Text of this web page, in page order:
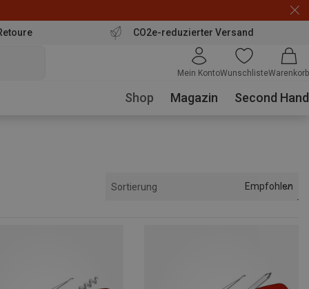
CO2e-reduzierter Versand
Mein KontoWunschlisteWarenkorb
Shop Magazin Second Hand
Sortierung Empfohlen